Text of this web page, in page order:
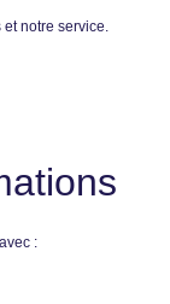
notre service.
: